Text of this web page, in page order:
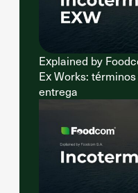
Explained by
Ex Works:
entrega